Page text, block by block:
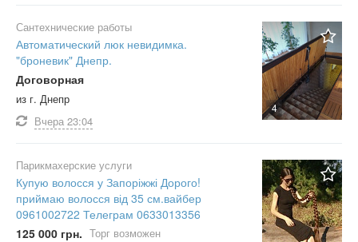
4
Сантехнические работы
Автоматический люк невидимка.
"броневик" Днепр.
Договорная
из г. Днепр
Вчера 23:04
Парикмахерские услуги
Купую волосся у Запоріжжі Дорого!
приймаю волосся від 35 см.вайбер
0961002722 Телеграм 0633013356
125 000 грн. Торг возможен